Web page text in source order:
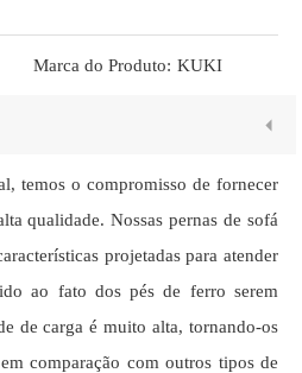
Marca do Produto: KUKI
temos o compromisso de fornecer
qualidade. Nossas pernas de sofá
projetadas para atender
ao fato dos pés de ferro serem
de carga é muito alta, tornando-os
comparação com outros tipos de